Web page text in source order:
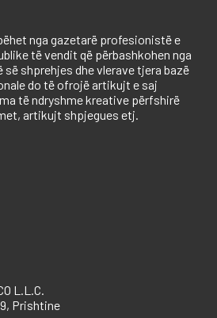
nga gazetarë profesionistë e
të vendit që përbashkohen nga
shprehjes dhe vlerave tjera bazë
do të ofrojë artikujt e saj
të ndryshme kreative përfshirë
artikujt shpjegues etj.
L.L.C.
Prishtine